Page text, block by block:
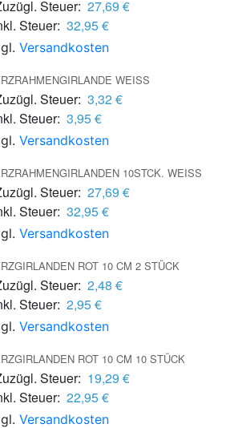
Steuer: 27,69 €
Steuer: 32,95 €
Versandkosten
WEISS
Steuer: 3,32 €
Steuer: 3,95 €
Versandkosten
10STCK. WEISS
Steuer: 27,69 €
Steuer: 32,95 €
Versandkosten
ROT 10 CM 2 STÜCK
Steuer: 2,48 €
Steuer: 2,95 €
Versandkosten
ROT 10 CM 10 STÜCK
Steuer: 19,29 €
Steuer: 22,95 €
Versandkosten